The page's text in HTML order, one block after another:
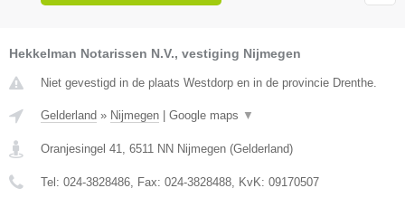
Hekkelman Notarissen N.V., vestiging Nijmegen
Niet gevestigd in de plaats Westdorp en in de provincie Drenthe.
Gelderland » Nijmegen | Google maps ▼
Oranjesingel 41 6511 NN Nijmegen (Gelderland)
Tel: 024-3828486 , Fax: 024-3828488 , KvK: 09170507